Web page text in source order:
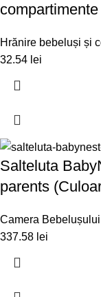
Hrănire bebeluși și
32.54 lei
Salteluta
parents
Camera Bebelușului
337.58 lei